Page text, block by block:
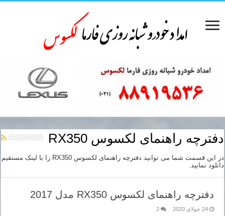
دفترچه راهنمای لکسوس RX350
در این قسمت شما می توانید دفترچه راهنمای لکسوس RX350 را با لینک مستقیم
دانلود نمایید.
دفترچه راهنمای لکسوس RX350 مدل 2017
24 جولای 2020 2